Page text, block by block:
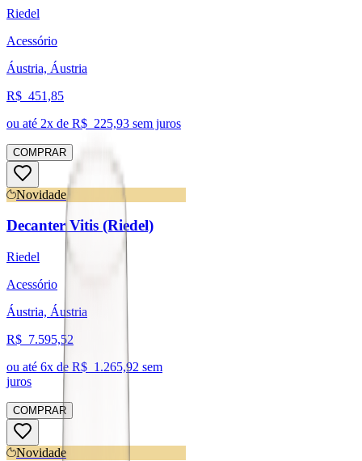
Riedel
Acessório
Áustria, Áustria
R$ 451,85
ou até 2x de R$ 225,93 sem juros
COMPRAR
Novidade
Decanter Vitis (Riedel)
Riedel
Acessório
Áustria, Áustria
R$ 7.595,52
ou até 6x de R$ 1.265,92 sem
juros
COMPRAR
Novidade